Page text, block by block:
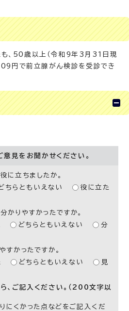
、50歳以上（令和9年3月31日現
円で前立腺がん検診を受診でき
意見をお聞かせください。
に立ちましたか。
ちらともいえない
役に立た
かりやすかったですか。
どちらともいえない
分
すかったですか。
どちらともいえない
見
、ご記入ください。（200文字以
にくかった点などをご記入くだ